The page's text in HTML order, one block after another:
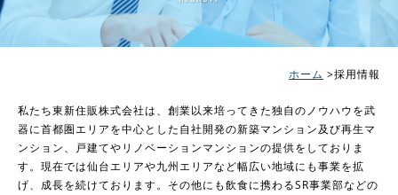
ホーム 採用情報
私たち東新住販株式会社は、創業以来培ってきた独自のノウハウを武
器に首都圏エリアを中心とした自社開発の新築マンション及び再生マ
ンション、戸建てやリノベーションマンションの提供をしておりま
す。現在では仙台エリアや九州エリアなど幅広い地域にも事業を拡
げ、成長を続けております。その他にも飲食に携わるSR事業部などの